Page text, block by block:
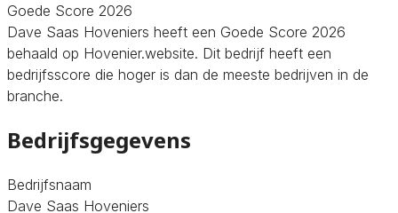
Goede Score 2026
Dave Saas Hoveniers heeft een Goede Score 2026
behaald op Hovenier.website. Dit bedrijf heeft een
bedrijfsscore die hoger is dan de meeste bedrijven in de
branche.
Bedrijfsgegevens
Bedrijfsnaam
Dave Saas Hoveniers